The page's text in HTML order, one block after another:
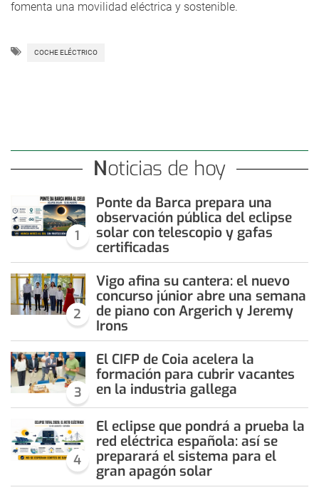
fomenta una movilidad eléctrica y sostenible.
COCHE ELÉCTRICO
Noticias de hoy
1
Ponte da Barca prepara una
observación pública del eclipse
solar con telescopio y gafas
certificadas
2
Vigo afina su cantera: el nuevo
concurso júnior abre una semana
de piano con Argerich y Jeremy
Irons
3
El CIFP de Coia acelera la
formación para cubrir vacantes
en la industria gallega
4
El eclipse que pondrá a prueba la
red eléctrica española: así se
preparará el sistema para el
gran apagón solar